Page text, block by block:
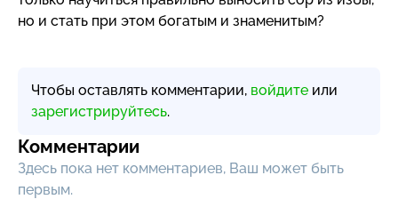
но и стать при этом богатым и знаменитым?
Чтобы оставлять комментарии, войдите или
зарегистрируйтесь.
Комментарии
Здесь пока нет комментариев, Ваш может быть
первым.